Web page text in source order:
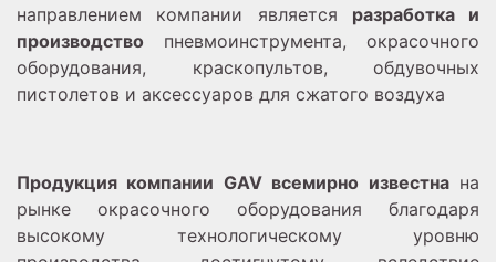
направлением компании является разработка и
производство пневмоинструмента, окрасочного
оборудования, краскопультов, обдувочных
пистолетов и аксессуаров для сжатого воздуха
Продукция компании GAV всемирно известнана
рынке окрасочного оборудования благодаря
высокому технологическому уровню